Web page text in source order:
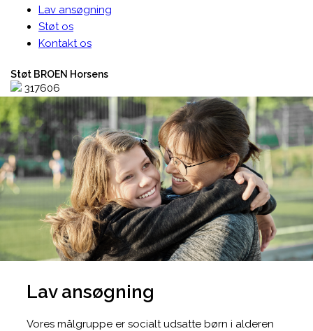
Lav ansøgning
Støt os
Kontakt os
Støt BROEN Horsens
317606
Lav ansøgning
Vores målgruppe er socialt udsatte børn i alderen